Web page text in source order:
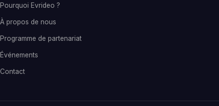
Pourquoi Evrideo ?
À propos de nous
Programme de partenariat
Événements
Contact